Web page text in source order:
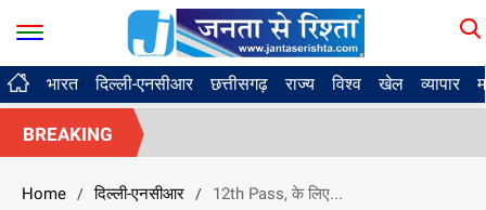
भारत दिल्ली-एनसीआर छत्तीसगढ़ राज्य विश्व खेल व्यापार
BREAKING
Home / दिल्ली-एनसीआर / 12th Pass, के लिए...